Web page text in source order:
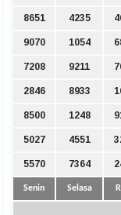
8651 4235
9070 1054
7208 9211
2846 8933
8500 1248
5027 4551
5570 7364
Senin Selasa